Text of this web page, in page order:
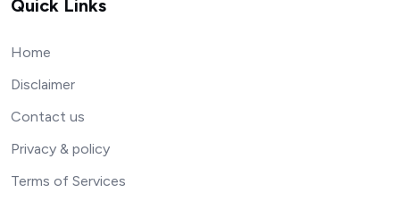
Quick Links
Home
Disclaimer
Contact us
Privacy & policy
Terms of Services